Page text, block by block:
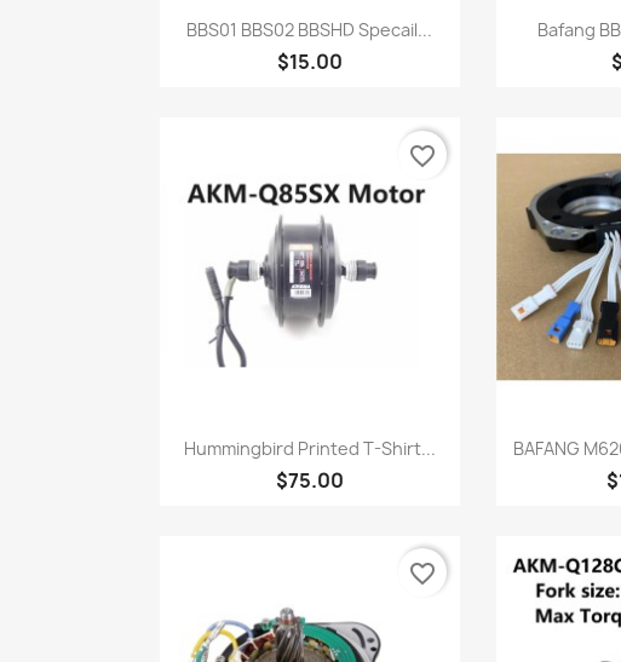
快速查看
BBS01 BBS02 BBSHD Specail...
$15.00

Bafang
快速查看
Hummingbird Printed T-Shirt...
$75.00
favorite_border

BAFANG
favorite_border